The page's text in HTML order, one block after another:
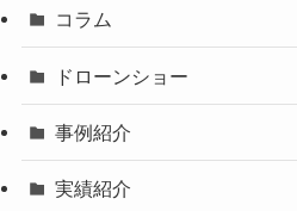
コラム
ドローンショー
事例紹介
実績紹介